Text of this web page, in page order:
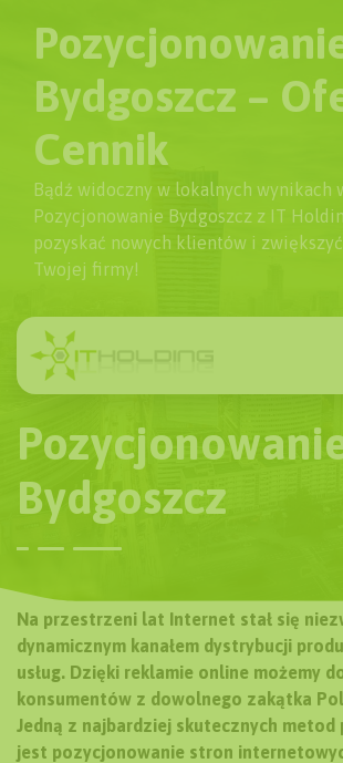
Bydgoszcz –
Cennik
Bądź widoczny w lokalnych wynikach
Pozycjonowanie Bydgoszcz z IT
pozyskać nowych klientów i
Twojej firmy!
Bydgoszcz
Na przestrzeni lat Internet stał się
dynamicznym kanałem dystrybucji
usług. Dzięki reklamie online możemy
konsumentów z dowolnego zakątka
Jedną z najbardziej skutecznych metod
jest pozycjonowanie stron